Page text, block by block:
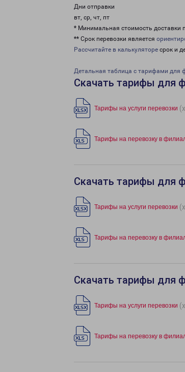
Дни отправки
вт, ср, чт, пт
* Минимальная стоимость доставки
** Срок перевозки является
Рассчитайте в калькуляторе срок и
Детальная таблица с тарифами
Скачать тарифы для
Тарифы на услуги перевозки
Тарифы на перевозку в
Скачать тарифы для
Тарифы на услуги перевозки
Тарифы на перевозку в
Скачать тарифы для
Тарифы на услуги перевозки
Тарифы на перевозку в